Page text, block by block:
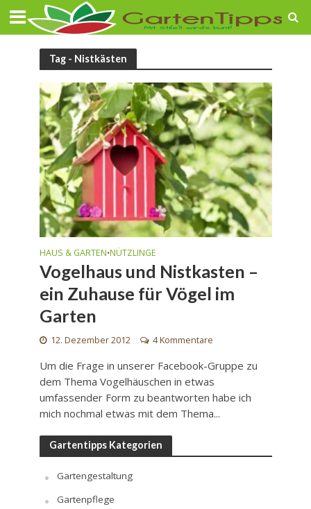
Tag - Nistkästen
HAUS & GARTEN•NÜTZLINGE
Vogelhaus und Nistkasten –
ein Zuhause für Vögel im
Garten
12. Dezember 2012 4 Kommentare
Um die Frage in unserer Facebook-Gruppe zu
dem Thema Vogelhäuschen in etwas
umfassender Form zu beantworten habe ich
mich nochmal etwas mit dem Thema...
Gartentipps Kategorien
Gartengestaltung
Gartenpflege